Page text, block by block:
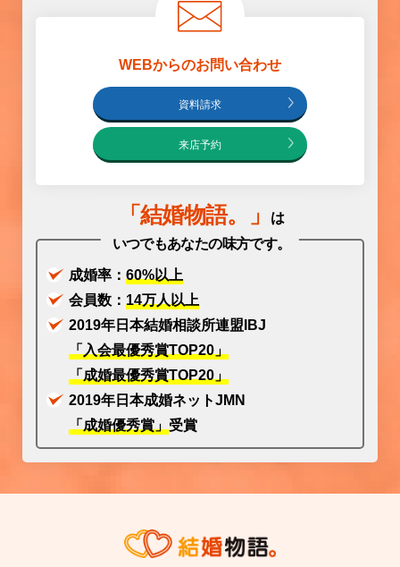
WEBからのお問い合わせ
資料請求
来店予約
「 結婚物語。」
は
いつでもあなたの味方です。
成婚率： 60%以上
会員数： 14万人以上
2019年日本結婚相談所連盟IBJ
「入会最優秀賞TOP20」
「成婚最優秀賞TOP20」
2019年日本成婚ネットJMN
「成婚優秀賞」 受賞